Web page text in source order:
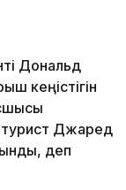
Дональд
кеңістігін
Джаред
деп